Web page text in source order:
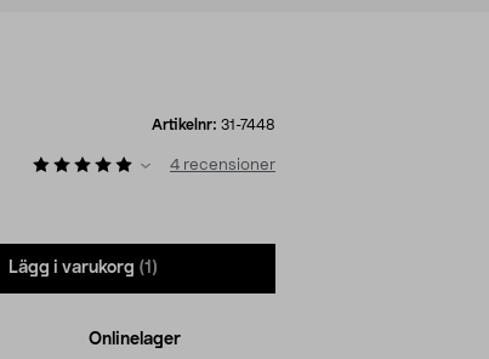
Artikelnr: 31-7448
4 recensioner
Lägg i varukorg (1)
Onlinelager